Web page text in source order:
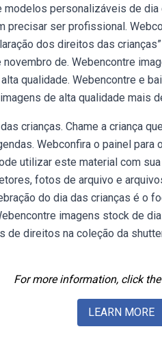
personalizáveis de
ser profissional.
dos direitos das
de. Webencontre
qualidade. Webencontre e
de alta qualidade mais
crianças. Chame a criança
Webconfira o painel para
utilizar este material com
fotos de arquivo e
do dia das crianças é o
imagens stock de
direitos na coleção da
For more information, click
LEARN MORE